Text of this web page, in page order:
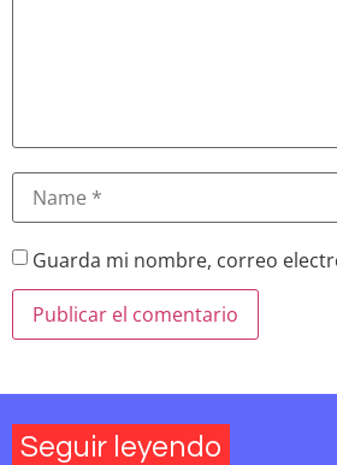
Guarda mi nombre, correo
Seguir leyendo